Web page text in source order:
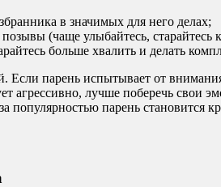
в значимых для него делах;
(чаще улыбайтесь, старайтесь
больше хвалить и делать
Если парень испытывает от
агрессивно, лучше поберечь свои
популярностью парень становится